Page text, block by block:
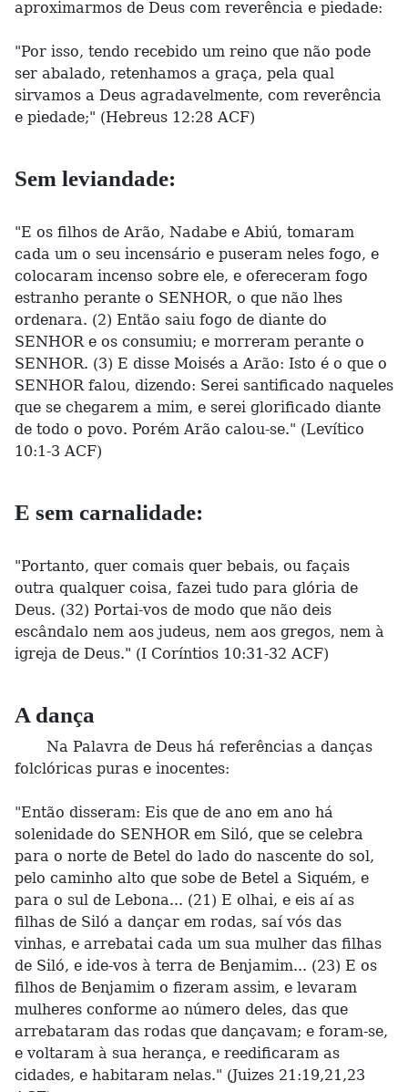
aproximarmos de Deus com reverência e piedade:
"Por isso, tendo recebido um reino que não pode
ser abalado, retenhamos a graça, pela qual
sirvamos a Deus agradavelmente, com reverência
e piedade;" (Hebreus 12:28 ACF)
Sem leviandade:
"E os filhos de Arão, Nadabe e Abiú, tomaram
cada um o seu incensário e puseram neles fogo, e
colocaram incenso sobre ele, e ofereceram fogo
estranho perante o SENHOR, o que não lhes
ordenara. (2) Então saiu fogo de diante do
SENHOR e os consumiu; e morreram perante o
SENHOR. (3) E disse Moisés a Arão: Isto é o que o
SENHOR falou, dizendo: Serei santificado naqueles
que se chegarem a mim, e serei glorificado diante
de todo o povo. Porém Arão calou-se." (Levítico
10:1-3 ACF)
E sem carnalidade:
"Portanto, quer comais quer bebais, ou façais
outra qualquer coisa, fazei tudo para glória de
Deus. (32) Portai-vos de modo que não deis
escândalo nem aos judeus, nem aos gregos, nem à
igreja de Deus." (I Coríntios 10:31-32 ACF)
A dança
Na Palavra de Deus há referências a danças
folclóricas puras e inocentes:
"Então disseram: Eis que de ano em ano há
solenidade do SENHOR em Siló, que se celebra
para o norte de Betel do lado do nascente do sol,
pelo caminho alto que sobe de Betel a Siquém, e
para o sul de Lebona... (21) E olhai, e eis aí as
filhas de Siló a dançar em rodas, saí vós das
vinhas, e arrebatai cada um sua mulher das filhas
de Siló, e ide-vos à terra de Benjamim... (23) E os
filhos de Benjamim o fizeram assim, e levaram
mulheres conforme ao número deles, das que
arrebataram das rodas que dançavam; e foram-se,
e voltaram à sua herança, e reedificaram as
cidades, e habitaram nelas." (Juizes 21:19,21,23